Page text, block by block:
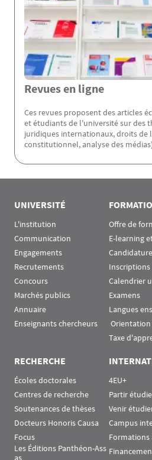
Revues en ligne
Ces revues proposent des articles
et étudiants de l'université sur des
juridiques internationaux, droits de
constitutionnel, analyse des médias)
UNIVERSITÉ
L'institution
Communication
Engagements
Recrutements
Concours
Marchés publics
Annuaire
Enseignants chercheurs
Offre de
E-learning
Inscriptions
Calendrier
Examens
Langues
Taxe
RECHERCHE
Écoles doctorales
Centres de recherche
Soutenances de thèses
Docteurs Honoris Causa
Focus
Les Éditions Panthéon-Ass
as
4EU+
Partir
Venir
Campus